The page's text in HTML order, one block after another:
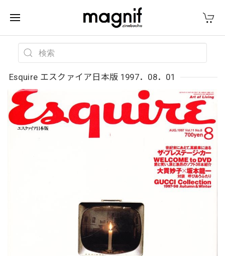
Esquire エスクァイア日本版 1997．08．01